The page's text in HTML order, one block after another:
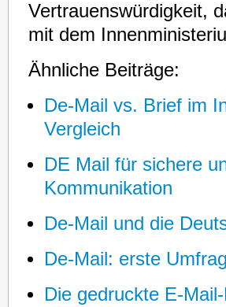
Vertrauenswürdigkeit,
mit dem
Ähnliche Beiträge:
De-Mail vs. Brief im
Vergleich
DE Mail für sichere
Kommunikation
De-Mail und die
De-Mail: erste
Die gedruckte E-